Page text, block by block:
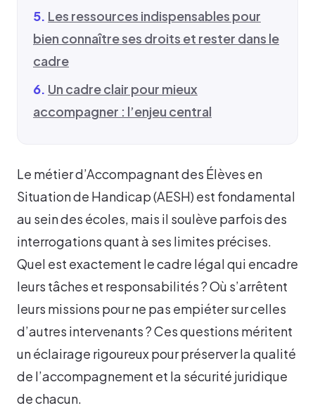
Les ressources indispensables pour
bien connaître ses droits et rester dans le
cadre
Un cadre clair pour mieux
accompagner : l’enjeu central
Le métier d’Accompagnant des Élèves en
Situation de Handicap (AESH) est fondamental
au sein des écoles, mais il soulève parfois des
interrogations quant à ses limites précises.
Quel est exactement le cadre légal qui encadre
leurs tâches et responsabilités ? Où s’arrêtent
leurs missions pour ne pas empiéter sur celles
d’autres intervenants ? Ces questions méritent
un éclairage rigoureux pour préserver la qualité
de l’accompagnement et la sécurité juridique
de chacun.